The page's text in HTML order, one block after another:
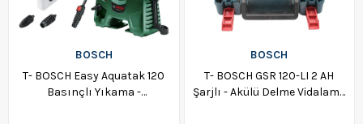
BOSCH
T- BOSCH Easy Aquatak 120
Basınçlı Yıkama -
BOSCH
T- BOSCH GSR 120-LI 2 AH
Şarjlı - Akülü Delme Vidalama